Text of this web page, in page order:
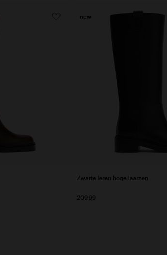
Zwarte leren hoge laarzen
209.99
new